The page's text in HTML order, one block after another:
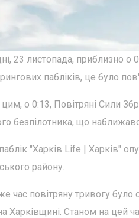
23 листопада, приблизно
пабліків, це було
о 0:13, Повітряні Сили
безпілотника, що
"Харків Life | Харків"
району.
час повітряну тривогу було
Харківщині. Станом на цей